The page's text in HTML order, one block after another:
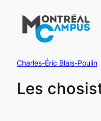
contenu
Charles-Éric Blais-Poulin
Les